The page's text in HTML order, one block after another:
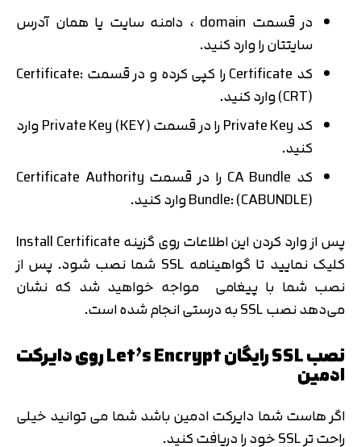
در قسمت domain ، دامنه سایت یا همان آدرس
سایتتان را وارد کنید.
کد Certificate را کپی کرده و در قسمت Certificate:
(CRT) وارد کنید.
کد Private Key را در قسمت Private Key (KEY) وارد
کنید.
کد CA Bundle را در قسمت Certificate Authority
Bundle: (CABUNDLE) وارد کنید.
پس از وارد کردن این اطلاعات روی گزینه Install Certificate
کلیک نمایید تا گواهینامه SSL شما نصب شود. پس از
نصب شما با پیغامی مواجه خواهید شد که نشان
می‌دهد نصب SSL به درستی انجام شده است.
نصب SSL رایگان Let’s Encrypt روی دایرکت
ادمین
اگر هاست شما دایرکت ادمین باشد شما می توانید خیلی
راحت تر SSL خود را دریافت کنید.